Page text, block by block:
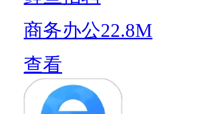
商务办公22.8M
查看